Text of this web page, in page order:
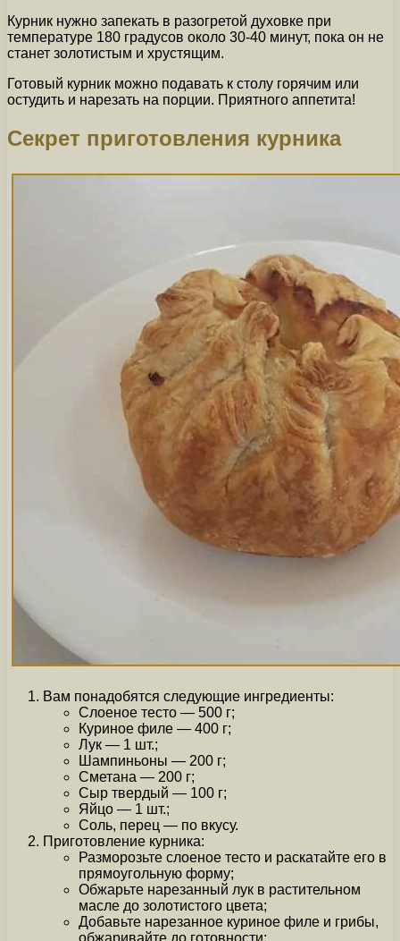
Курник нужно запекать в разогретой духовке при
температуре 180 градусов около 30-40 минут, пока он не
станет золотистым и хрустящим.
Готовый курник можно подавать к столу горячим или
остудить и нарезать на порции. Приятного аппетита!
Секрет приготовления курника
Вам понадобятся следующие ингредиенты:
Слоеное тесто — 500 г;
Куриное филе — 400 г;
Лук — 1 шт.;
Шампиньоны — 200 г;
Сметана — 200 г;
Сыр твердый — 100 г;
Яйцо — 1 шт.;
Соль, перец — по вкусу.
Приготовление курника:
Разморозьте слоеное тесто и раскатайте его в
прямоугольную форму;
Обжарьте нарезанный лук в растительном
масле до золотистого цвета;
Добавьте нарезанное куриное филе и грибы,
обжаривайте до готовности;